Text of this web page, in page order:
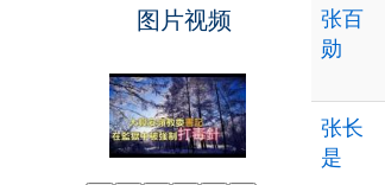
图片视频
张百
勋
张长
是